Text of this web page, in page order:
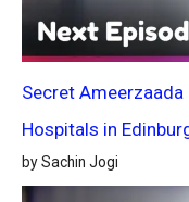
Secret Ameerzaada
Hospitals in
by Sachin Jogi